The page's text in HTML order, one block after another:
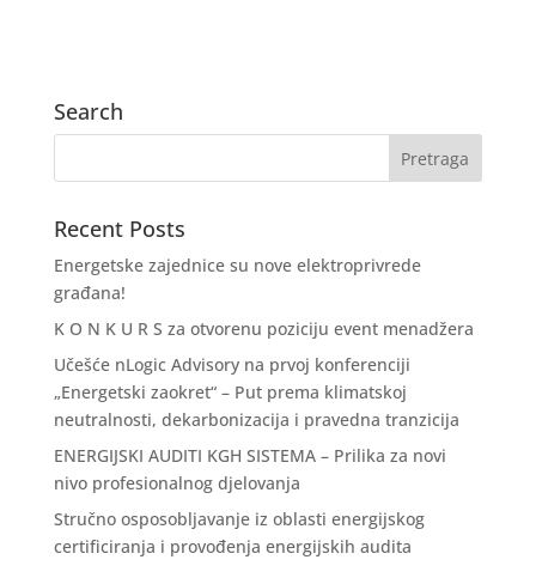
Search
Recent Posts
Energetske zajednice su nove elektroprivrede
građana!
K O N K U R S za otvorenu poziciju event menadžera
Učešće nLogic Advisory na prvoj konferenciji
„Energetski zaokret“ – Put prema klimatskoj
neutralnosti, dekarbonizacija i pravedna tranzicija
ENERGIJSKI AUDITI KGH SISTEMA – Prilika za novi
nivo profesionalnog djelovanja
Stručno osposobljavanje iz oblasti energijskog
certificiranja i provođenja energijskih audita